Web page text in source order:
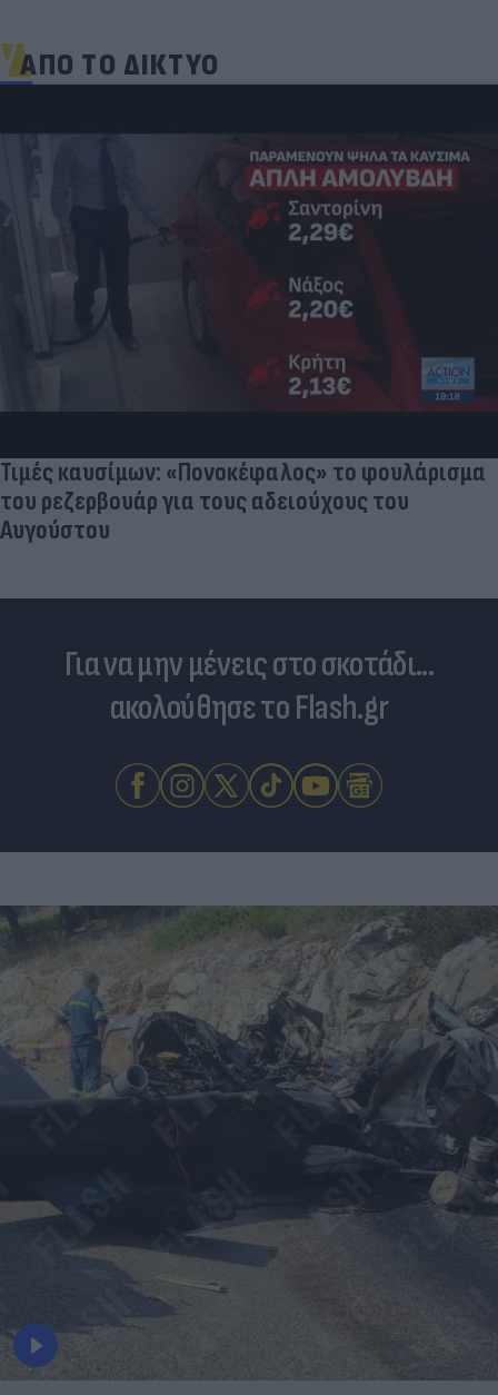
ΑΠΟ ΤΟ ΔΙΚΤΥΟ
Τιμές καυσίμων: «Πονοκέφαλος» το φουλάρισμα
του ρεζερβουάρ για τους αδειούχους του
Αυγούστου
Για να μην μένεις στο σκοτάδι...
ακολούθησε το Flash.gr